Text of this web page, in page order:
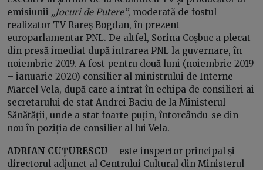
emisiunii „Jocuri de Putere”, moderată de fostul
realizator TV Rareș Bogdan, în prezent
europarlamentar PNL. De altfel, Sorina Coșbuc a plecat
din presă imediat după intrarea PNL la guvernare, în
noiembrie 2019. A fost pentru două luni (noiembrie 2019
– ianuarie 2020) consilier al ministrului de Interne
Marcel Vela, după care a intrat în echipa de consilieri ai
secretarului de stat Andrei Baciu de la Ministerul
Sănătății, unde a stat foarte puțin, întorcându-se din
nou în poziția de consilier al lui Vela.
ADRIAN CUȚURESCU – este inspector principal și
directorul adjunct al Centrului Cultural din Ministerul